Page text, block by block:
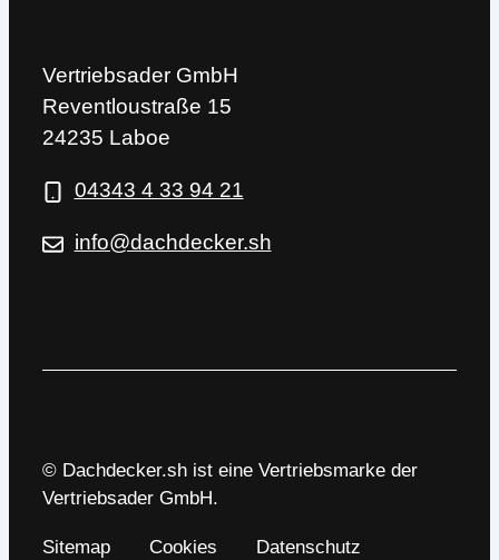
Vertriebsader GmbH
Reventloustraße 15
24235 Laboe
04343 4 33 94 21
info@dachdecker.sh
© Dachdecker.sh ist eine Vertriebsmarke der
Vertriebsader GmbH.
Sitemap Cookies
Datenschutz